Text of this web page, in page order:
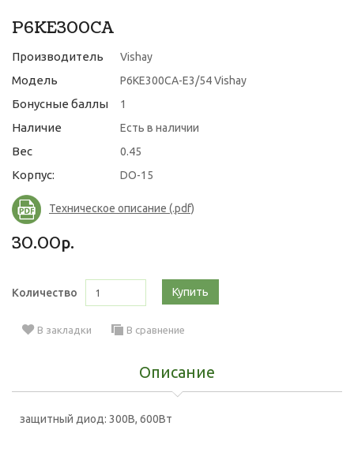
P6KE300CA
Производитель Vishay
Модель P6KE300CA-E3/54 Vishay
Бонусные баллы 1
Наличие Есть в наличии
Вес 0.45
Корпус: DO-15
Техническое описание (.pdf)
30.00р.
Количество Купить
В закладки В сравнение
Описание
защитный диод: 300В, 600Вт